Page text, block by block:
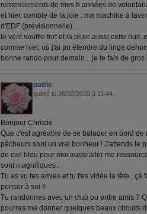
remerciements de mes 6 années de
et hier, comble de la joie : ma machine à
d'EDF (prévisionnelle)...
le vent souffle fort et la pluie aussi cette
comme hier, où j'ai pu étendre du linge
bonne rando pour demain....je te fais de
pattie
publié le 26/02/2010 à 11:44
Bonjour Christie
Que c'est agréable de se balader en bord de
pêcheurs sont un vrai bonheur ! J'attends le
de ciel bleu pour moi aussi aller me
sont magnifiques .
Tu as vu tes amies et tu t'es vidée la tête , çà
penser à soi !!
Tu randonnes avec un club ou entre amis ?
pourras me donner quelques beaux circuits